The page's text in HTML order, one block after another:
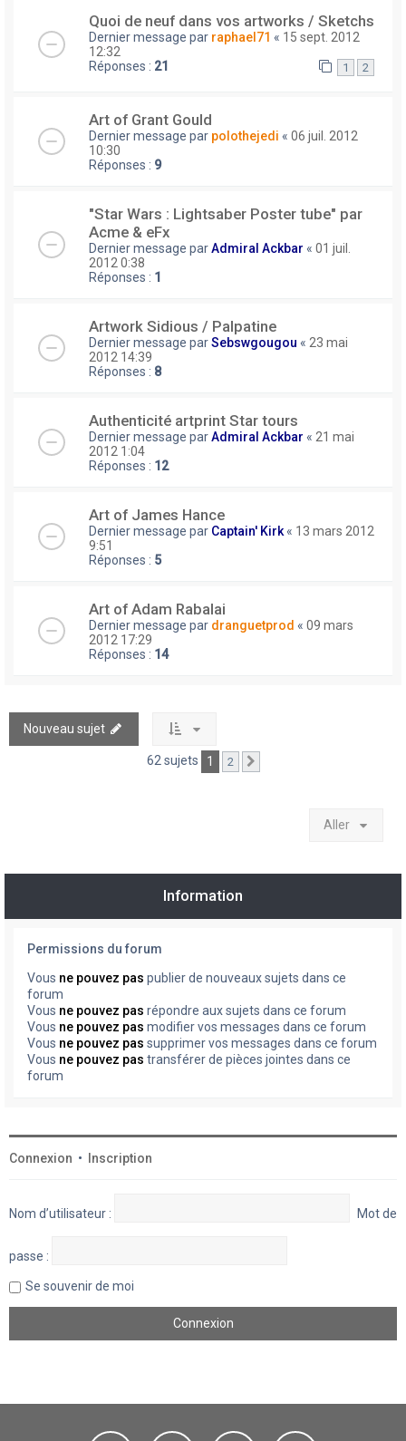
Quoi de neuf dans vos artworks / Sketchs
Dernier message par raphael71 « 15 sept. 2012
12:32
Réponses : 21 1 2
Art of Grant Gould
Dernier message par polothejedi « 06 juil. 2012
10:30
Réponses : 9
"Star Wars : Lightsaber Poster tube" par
Acme & eFx
Dernier message parAdmiral Ackbar « 01 juil.
2012 0:38
Réponses : 1
Artwork Sidious / Palpatine
Dernier message parSebswgougou « 23 mai
2012 14:39
Réponses : 8
Authenticité artprint Star tours
Dernier message parAdmiral Ackbar « 21 mai
2012 1:04
Réponses : 12
Art of James Hance
Dernier message par Captain' Kirk« 13 mars 2012
9:51
Réponses : 5
Art of Adam Rabalai
Dernier message par dranguetprod « 09 mars
2012 17:29
Réponses : 14
Nouveau sujet
62 sujets 1 2
Aller
Information
Permissions du forum
Vous ne pouvez pas publier de nouveaux sujets dans ce
forum
Vous ne pouvez pas répondre aux sujets dans ce forum
Vous ne pouvez pas modifier vos messages dans ce forum
Vous ne pouvez pas supprimer vos messages dans ce forum
Vous ne pouvez pas transférer de pièces jointes dans ce
forum
Connexion • Inscription
Nom d’utilisateur : Mot de
passe :
Se souvenir de moi